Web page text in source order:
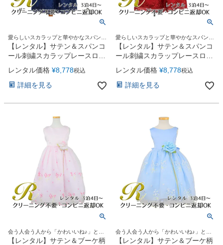
愛らしいスカラップと華やかなスパンコ
ール刺繍のドレス
【レンタル】サテン＆スパンコ
ール刺繍スカラップレースロン
グ子供ドレス(SK817)ネイビー
レンタル価格 ¥8,778税込
詳細を見る
愛らしいスカラップと華やかなスパンコ
ール刺繍のドレス
【レンタル】サテン＆スパンコ
ール刺繍スカラップレースロン
グ子供ドレス(SK817)レッド
レンタル価格 ¥8,778税込
詳細を見る
会う人会う人から「かわいいね♪」と言
ってもらえる
【レンタル】サテン＆ブーケ柄
会う人会う人から「かわいいね♪」と言
ってもらえる
【レンタル】サテン＆ブーケ柄